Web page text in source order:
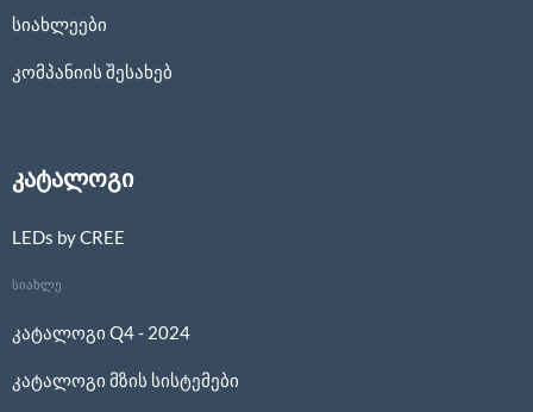
სიახლეები
კომპანიის შესახებ
კატალოგი
LEDs by CREE
სიახლე
კატალოგი Q4 - 2024
კატალოგი მზის სისტემები